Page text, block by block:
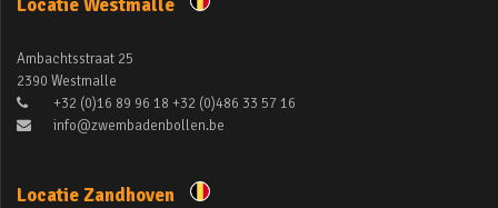
Locatie Westmalle
Ambachtsstraat 25
2390 Westmalle
+32 (0)16 89 96 18 +32 (0)486 33 57 16
info@zwembadenbollen.be
Locatie Zandhoven